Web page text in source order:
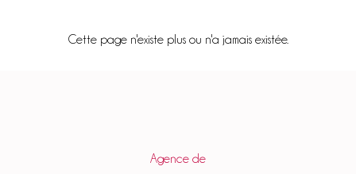
Cette page n'existe plus ou n'a jamais existée.
Agence de